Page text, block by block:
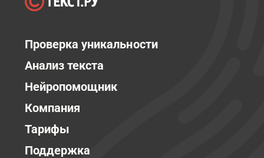
Проверка уникальности
Анализ текста
Нейропомощник
Компания
Тарифы
Поддержка